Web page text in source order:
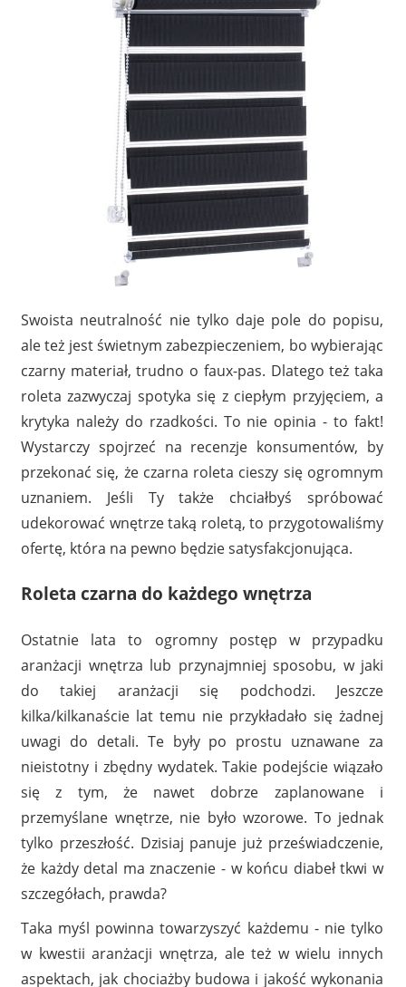
Swoista neutralność nie tylko daje pole do popisu,
ale też jest świetnym zabezpieczeniem, bo wybierając
czarny materiał, trudno o faux-pas. Dlatego też taka
roleta zazwyczaj spotyka się z ciepłym przyjęciem, a
krytyka należy do rzadkości. To nie opinia - to fakt!
Wystarczy spojrzeć na recenzje konsumentów, by
przekonać się, że czarna roleta cieszy się ogromnym
uznaniem. Jeśli Ty także chciałbyś spróbować
udekorować wnętrze taką roletą, to przygotowaliśmy
ofertę, która na pewno będzie satysfakcjonująca.
Roleta czarna do każdego wnętrza
Ostatnie lata to ogromny postęp w przypadku
aranżacji wnętrza lub przynajmniej sposobu, w jaki
do takiej aranżacji się podchodzi. Jeszcze
kilka/kilkanaście lat temu nie przykładało się żadnej
uwagi do detali. Te były po prostu uznawane za
nieistotny i zbędny wydatek. Takie podejście wiązało
się z tym, że nawet dobrze zaplanowane i
przemyślane wnętrze, nie było wzorowe. To jednak
tylko przeszłość. Dzisiaj panuje już przeświadczenie,
że każdy detal ma znaczenie - w końcu diabeł tkwi w
szczegółach, prawda?
Taka myśl powinna towarzyszyć każdemu - nie tylko
w kwestii aranżacji wnętrza, ale też w wielu innych
aspektach, jak chociażby budowa i jakość wykonania